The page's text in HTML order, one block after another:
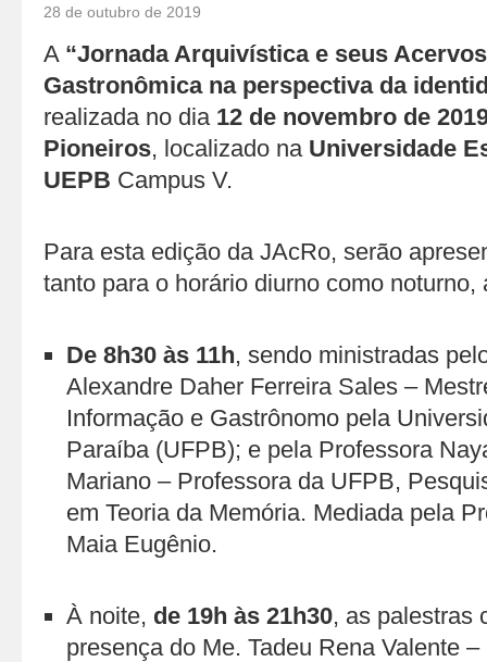
28 de outubro de 2019
A “Jornada Arquivística e seus
Gastronômica na perspectiva da
realizada no dia 12 de novembro de
Pioneiros, localizado na Universidade
UEPB Campus V.
Para esta edição da JAcRo, serão
tanto para o horário diurno como noturno,
De 8h30 às 11h, sendo ministradas
Alexandre Daher Ferreira Sales –
Informação e Gastrônomo pela
Paraíba (UFPB); e pela Professora
Mariano – Professora da UFPB,
em Teoria da Memória. Mediada pela
Maia Eugênio.
À noite, de 19h às 21h30, as palestras
presença do Me. Tadeu Rena Valente